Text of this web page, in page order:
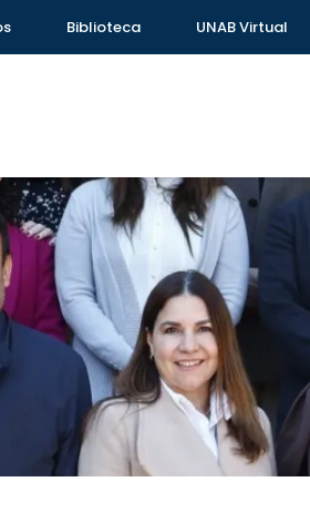
Biblioteca UNAB Virtual